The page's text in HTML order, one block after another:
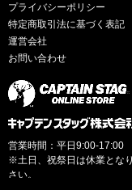
プライバシーポリシー
特定商取引法に基づく表記
運営会社
お問い合わせ
営業時間：平日9:00-17:00
※土日、祝祭日は休業とな
さい。